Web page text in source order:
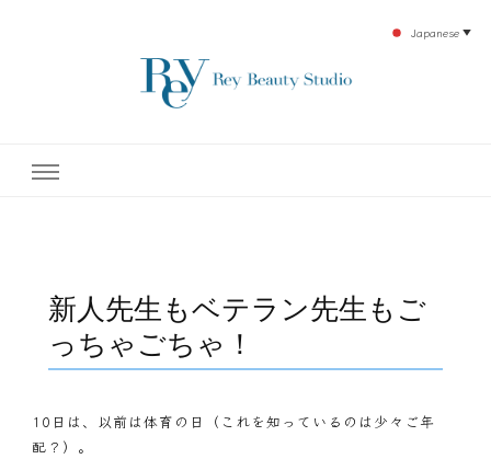
テ開設45年の実績を誇る本格エステだからこそ、お客様が必ず満足してもらえるこ
新人先生もベテラン先生もご
っちゃごちゃ！
10日は、以前は体育の日（これを知っているのは少々ご年
配？）。
Japanese ▼